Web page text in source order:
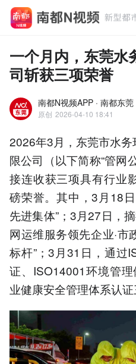
一个月内，东莞水
司斩获三项荣誉
南都N视频APP · 南都东莞
原创 2026-04-10 18:41
2026年3月，东莞市水
限公司（以下简称“管网
接连收获三项具有行业
磅荣誉。其中，3月18
先进集体”；3月27日，
网运维服务领先企业·
标杆”；3月31日，通过
证、ISO14001环境管
业健康安全管理体系认证